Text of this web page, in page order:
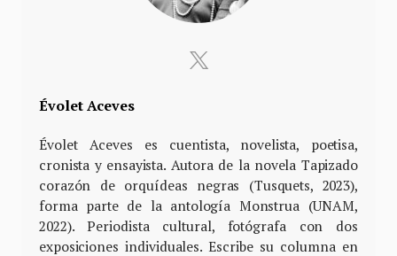
Évolet Aceves
Évolet Aceves es cuentista, novelista, poetisa,
cronista y ensayista. Autora de la novela Tapizado
corazón de orquídeas negras (Tusquets, 2023),
forma parte de la antología Monstrua (UNAM,
2022). Periodista cultural, fotógrafa con dos
exposiciones individuales. Escribe su columna en